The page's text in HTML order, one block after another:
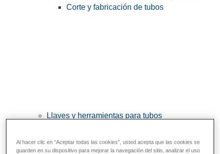
Corte y fabricación de tubos
Llaves y herramientas para tubos
Llaves
Al hacer clic en “Aceptar todas las cookies”, usted acepta que las cookies se
guarden en su dispositivo para mejorar la navegación del sitio, analizar el uso